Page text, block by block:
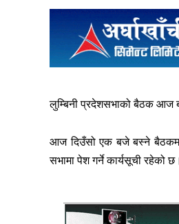
लुम्बिनी प्रदेशसभाको बैठक आज
आज दिउँसो एक बजे बस्ने बैठकमा
सभामा पेश गर्ने कार्यसूची रहेको छ।